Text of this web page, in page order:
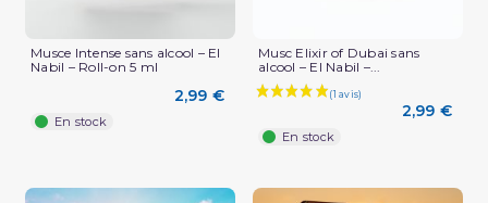
Musce Intense sans alcool – El
Nabil – Roll-on 5 ml
2,99 €
En stock
Musc Elixir of Dubai sans
alcool – El Nabil –...
2,99 €
En stock